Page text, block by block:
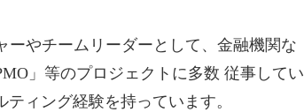
ーやチームリーダーとして、金融機関な
」等のプロジェクトに多数 従事してい
ィング経験を持っています。